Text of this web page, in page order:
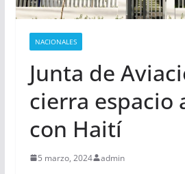
NACIONALES
Junta de
cierra espacio
con Haití
5 marzo, 2024 admin